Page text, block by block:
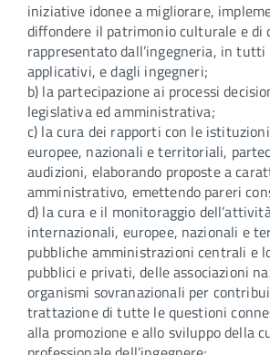
iniziative idonee a migliorare,
diffondere il patrimonio culturale e di
rappresentato dall’ingegneria, in
applicativi, e dagli ingegneri;
b) la partecipazione ai processi
legislativa ed amministrativa;
c) la cura dei rapporti con le
europee, nazionali e territoriali,
audizioni, elaborando proposte a
amministrativo, emettendo pareri
d) la cura e il monitoraggio
internazionali, europee, nazionali e
pubbliche amministrazioni centrali e
pubblici e privati, delle associazioni
organismi sovranazionali per
trattazione di tutte le questioni
alla promozione e allo sviluppo della